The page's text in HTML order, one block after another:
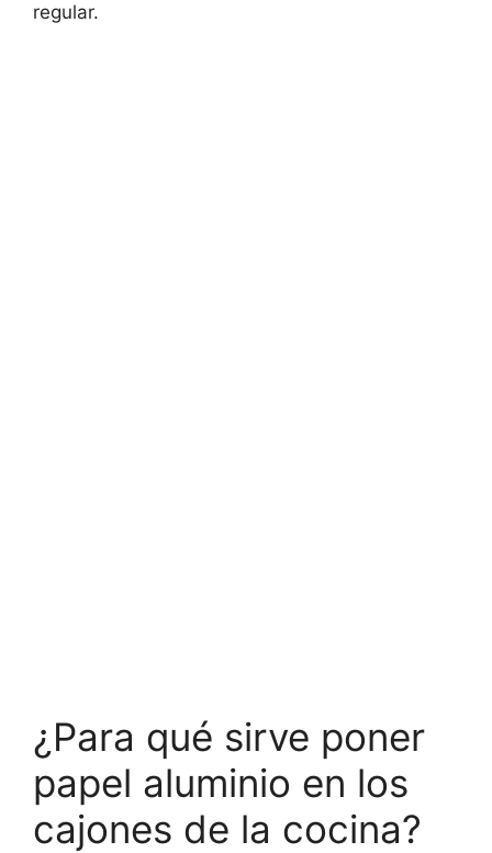
regular.
¿Para qué sirve poner
papel aluminio en los
cajones de la cocina?